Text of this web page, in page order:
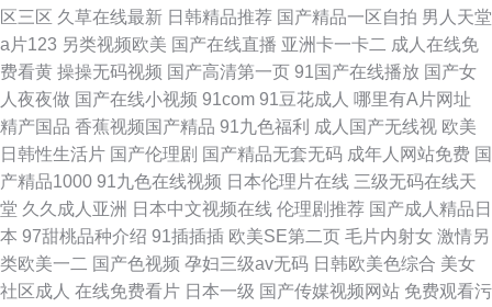
区三区 久草在线最新 日韩精品推荐 国产精品一区自拍 男人天堂
a片123 另类视频欧美 国产在线直播 亚洲卡一卡二 成人在线免
费看黄 操操无码视频 国产高清第一页 91国产在线播放 国产女
人夜夜做 国产在线小视频 91com 91豆花成人 哪里有A片网址
精产国品 香蕉视频国产精品 91九色福利 成人国产无线视 欧美
日韩性生活片 国产伦理剧 国产精品无套无码 成年人网站免费 国
产精品1000 91九色在线视频 日本伦理片在线 三级无码在线天
堂 久久成人亚洲 日本中文视频在线 伦理剧推荐 国产成人精品日
本 97甜桃品种介绍 91插插插 欧美SE第二页 毛片内射女 激情另
类欧美一二 国产色视频 孕妇三级av无码 日韩欧美色综合 美女
社区成人 在线免费看片 日本一级 国产传媒视频网站 免费观看污